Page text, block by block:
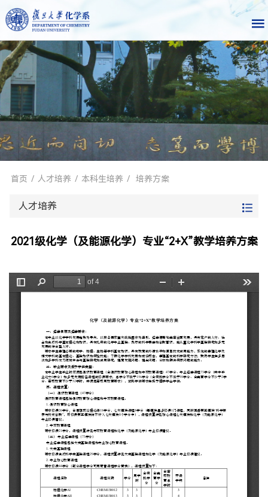
首页 / 人才培养 / 本科生培养 / 培养方案
人才培养
2021级化学（及能源化学）专业“2+X”教学培养方案